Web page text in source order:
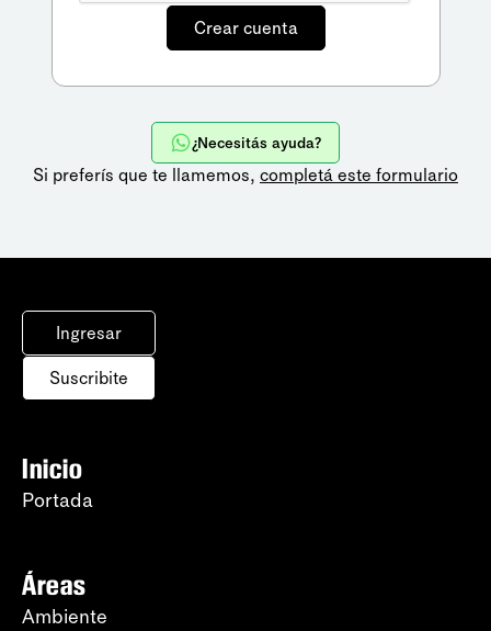
¿Necesitás ayuda?
Si preferís que te llamemos, completá este formulario
Ingresar
Suscribite
Inicio
Portada
Áreas
Ambiente